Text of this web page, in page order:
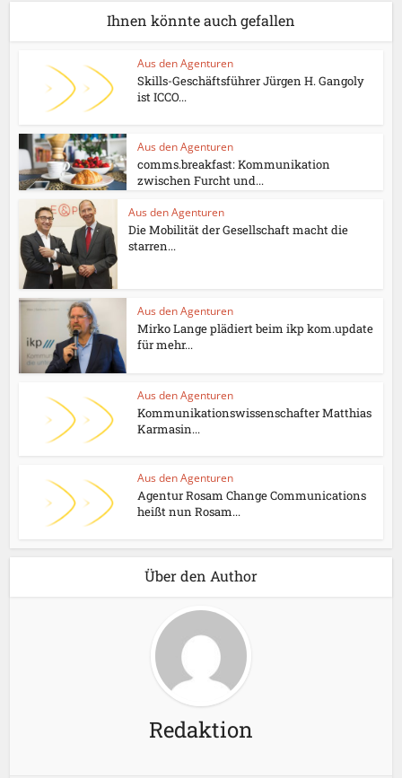
Ihnen könnte auch gefallen
Aus den Agenturen
Skills-Geschäftsführer Jürgen H. Gangoly
ist ICCO...
Aus den Agenturen
comms.breakfast: Kommunikation
zwischen Furcht und...
Aus den Agenturen
Die Mobilität der Gesellschaft macht die
starren...
Aus den Agenturen
Mirko Lange plädiert beim ikp kom.update
für mehr...
Aus den Agenturen
Kommunikationswissenschafter Matthias
Karmasin...
Aus den Agenturen
Agentur Rosam Change Communications
heißt nun Rosam...
Über den Author
Redaktion